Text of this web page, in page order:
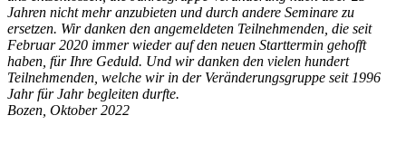
Jahren nicht mehr anzubieten und durch andere Seminare zu
ersetzen. Wir danken den angemeldeten Teilnehmenden, die seit
Februar 2020 immer wieder auf den neuen Starttermin gehofft
haben, für Ihre Geduld. Und wir danken den vielen hundert
Teilnehmenden , welche wir in der Veränderungsgruppe seit 1996
Jahr für Jahr begleiten durfte.
Bozen, Oktober 2022